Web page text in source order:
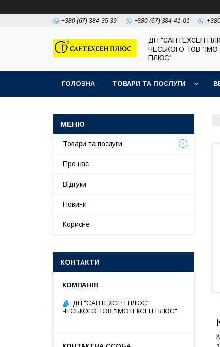
+380 (67) 384-35-39 +380 (67) 384-41-01
ДП "САНТЕХСЕН
ЧЕСЬКОГО ТОВ
ПЛЮС"
ГОЛОВНА ТОВАРИ ТА ПОСЛУГИ
Товари та послуги
Про нас
Відгуки
Новини
Корисне
КОНТАКТИ
ДП "САНТЕХСЕН ПЛЮС"
ЧЕСЬКОГО ТОВ "ІМОТЕКСЕН ПЛЮС"